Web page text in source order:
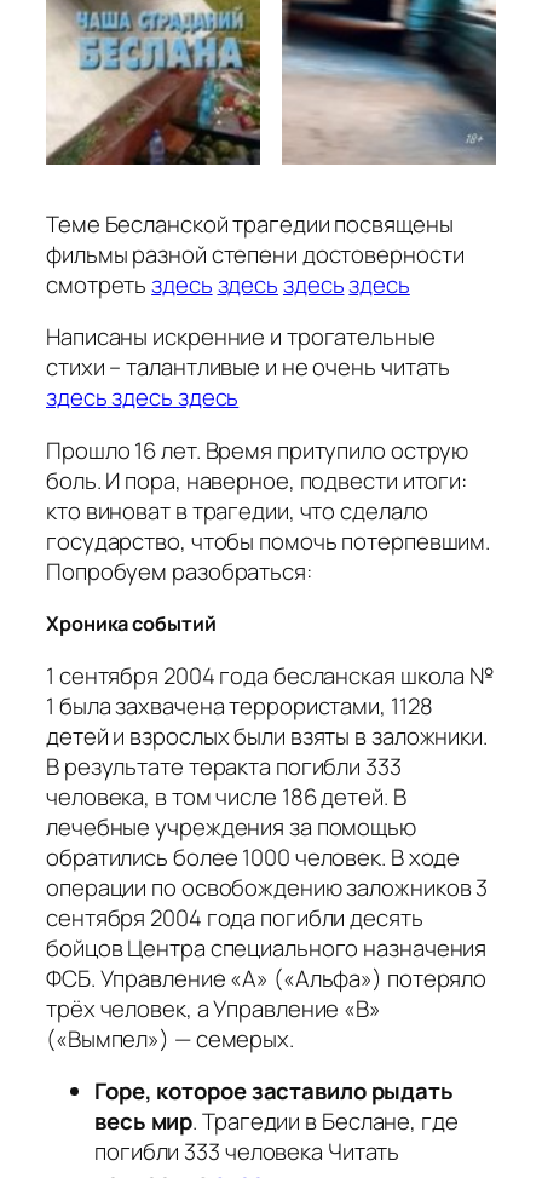
Теме Бесланской трагедии посвящены
фильмы разной степени достоверности
смотретьздесьздесьздесьздесь
Написаны искренние и трогательные
стихи – талантливые и не очень читать
здесьздесьздесь
Прошло 16 лет. Время притупило острую
боль. И пора, наверное, подвести итоги:
кто виноват в трагедии, что сделало
государство, чтобы помочь потерпевшим.
Попробуем разобраться:
Хроника событий
1 сентября 2004 года бесланская школа №
1 была захвачена террористами, 1128
детей и взрослых были взяты в заложники.
В результате теракта погибли 333
человека, в том числе 186 детей. В
лечебные учреждения за помощью
обратились более 1000 человек. В ходе
операции по освобождению заложников 3
сентября 2004 года погибли десять
бойцов Центра специального назначения
ФСБ. Управление «А» («Альфа») потеряло
трёх человек, а Управление «В»
(«Вымпел») — семерых.
Горе, которое заставило рыдать
весь мир. Трагедии в Беслане, где
погибли 333 человека Читать